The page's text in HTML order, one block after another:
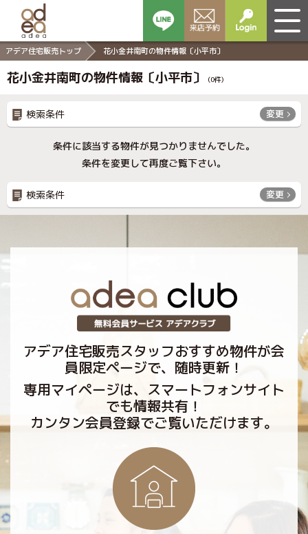
アデア住宅販売トップ 花小金井南町の物件情報〔小平市〕
花小金井南町の物件情報〔小平市〕 (0件)
検索条件 変更
条件に該当する物件が見つかりませんでした。
条件を変更して再度ご覧下さい。
検索条件 変更
アデア住宅販売スタッフおすすめ物件が会
員限定ページで、随時更新！
専用マイページは、スマートフォンサイト
でも情報共有！
カンタン会員登録でご覧いただけます。